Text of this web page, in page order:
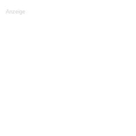
Anzeige